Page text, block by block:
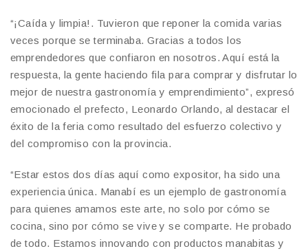
“¡Caída y limpia!. Tuvieron que reponer la comida varias
veces porque se terminaba. Gracias a todos los
emprendedores que confiaron en nosotros. Aquí está la
respuesta, la gente haciendo fila para comprar y disfrutar lo
mejor de nuestra gastronomía y emprendimiento”, expresó
emocionado el prefecto, Leonardo Orlando, al destacar el
éxito de la feria como resultado del esfuerzo colectivo y
del compromiso con la provincia.
“Estar estos dos días aquí como expositor, ha sido una
experiencia única. Manabí es un ejemplo de gastronomía
para quienes amamos este arte, no solo por cómo se
cocina, sino por cómo se vive y se comparte. He probado
de todo. Estamos innovando con productos manabitas y